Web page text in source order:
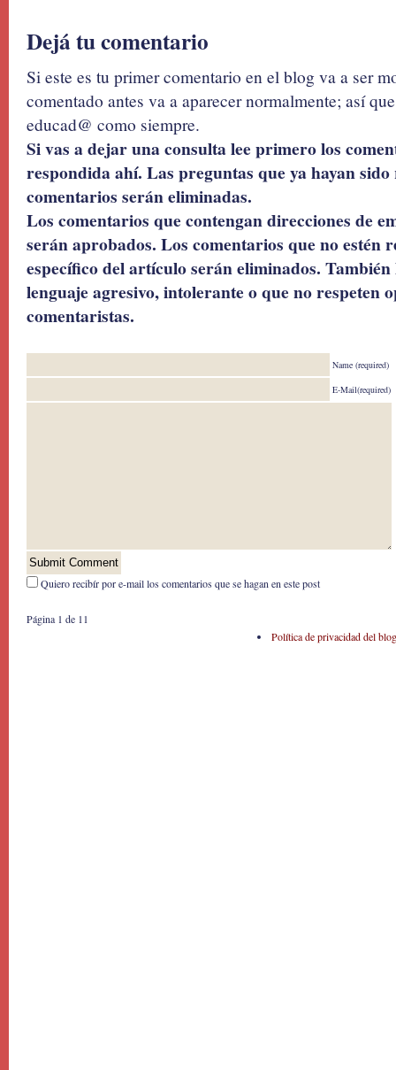
Dejá tu comentario
Si este es tu primer comentario en el blog va a ser
comentado antes va a aparecer normalmente; así
educad@ como siempre.
Si vas a dejar una consulta lee primero los
respondida ahí. Las preguntas que ya hayan
comentarios serán eliminadas.
Los comentarios que contengan direcciones de
serán aprobados. Los comentarios que no estén
específico del artículo serán eliminados.
lenguaje agresivo, intolerante o que no respeten
comentaristas.
Name (required)
E-Mail(required)
Quiero recibír por e-mail los comentarios que se hagan en este post
Página 1 de 1 1
Política de privacidad del